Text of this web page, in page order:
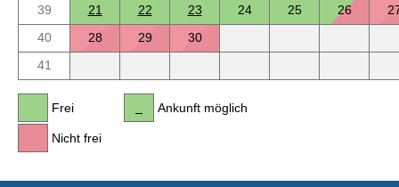
39
21 22 23 24 25 26
40
28 29
30
41
Frei
Nicht frei
Ankunft möglich